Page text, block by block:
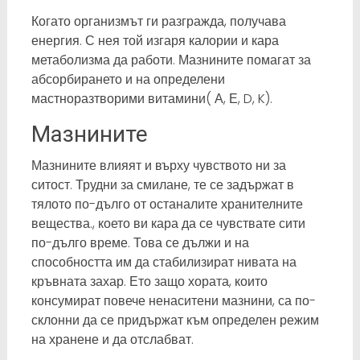
Когато организмът ги разгражда, получава
енергия. С нея той изгаря калории и кара
метаболизма да работи. Мазнините помагат за
абсорбирането и на определени
мастноразтворими витамини( А, Е, D, K).
Мазнините
Мазнините влияят и върху чувството ни за
ситост. Трудни за смилане, те се задържат в
тялото по-дълго от останалите хранителните
вещества., което ви кара да се чувствате сити
по-дълго време. Това се дължи и на
способността им да стабилизират нивата на
кръвната захар. Ето защо хората, които
консумират повече ненаситени мазнини, са по-
склонни да се придържат към определен режим
на хранене и да отслабват.